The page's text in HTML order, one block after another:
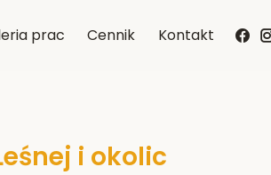
prac Cennik Kontakt
i okolic